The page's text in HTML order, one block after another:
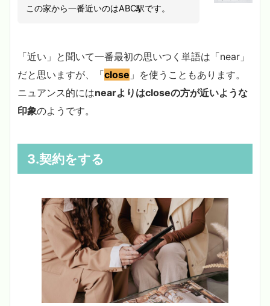
この家から一番近いのはABC駅です。
「近い」と聞いて一番最初の思いつく単語は「near」
だと思いますが、「close 」を使うこともあります。
ニュアンス的にはnearよりはcloseの方が近いような
印象のようです。
3.契約をする